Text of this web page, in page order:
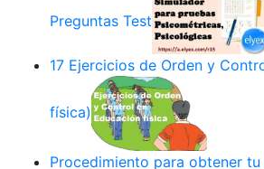
Preguntas Test
17 Ejercicios de Orden y
física)
Procedimiento para obtener tu